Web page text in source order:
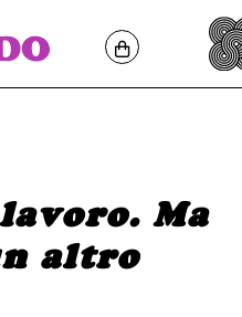
Ma
altro